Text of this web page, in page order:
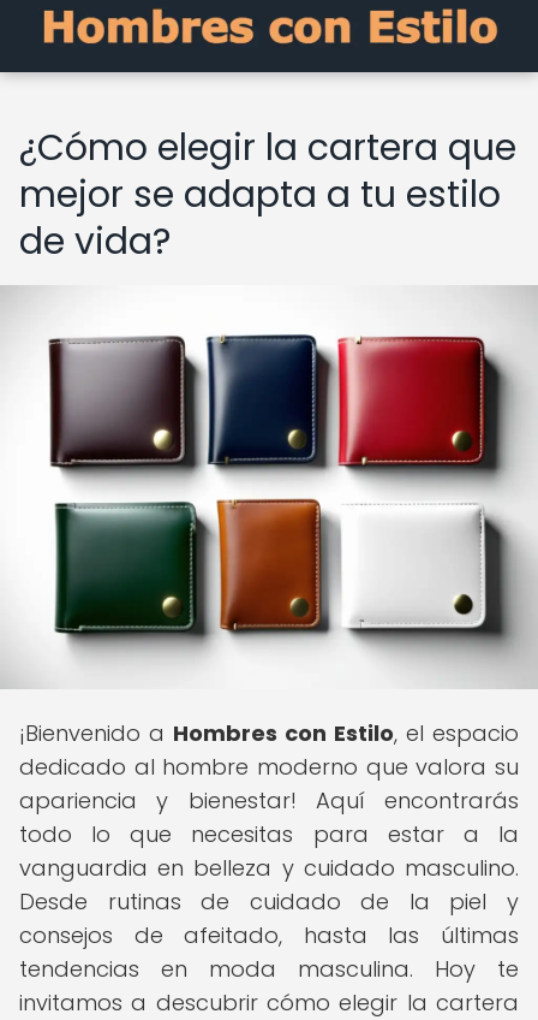
¿Cómo elegir la cartera que
mejor se adapta a tu estilo
de vida?
¡Bienvenido a Hombres con Estilo, el espacio
dedicado al hombre moderno que valora su
apariencia y bienestar! Aquí encontrarás
todo lo que necesitas para estar a la
vanguardia en belleza y cuidado masculino.
Desde rutinas de cuidado de la piel y
consejos de afeitado, hasta las últimas
tendencias en moda masculina. Hoy te
invitamos a descubrir cómo elegir la cartera